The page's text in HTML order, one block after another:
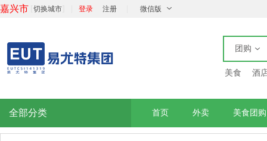
嘉兴市 切换城市 登录 注册 微信版
团购
美食 酒
全部分类 首页 外卖 美食团购